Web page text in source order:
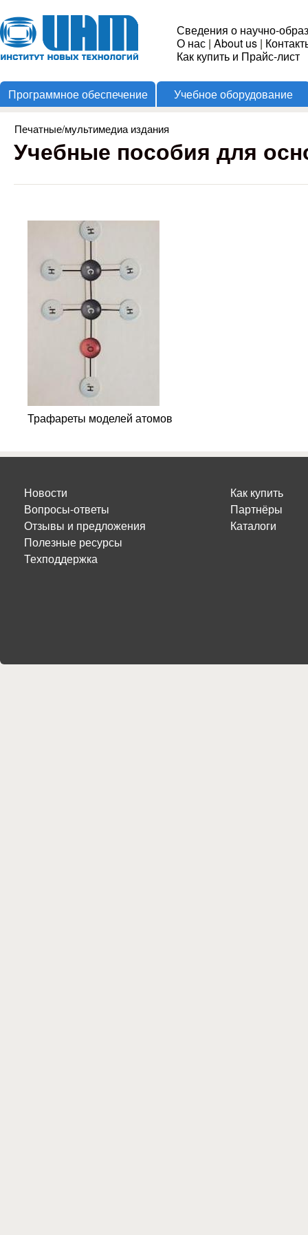
Институт
Новых
Технологий
Сведения о научно-
О нас | About us |
Как купить и Прайс-лист
Программное обеспечение Учебное оборудование
Вы здесь
Печатные/мультимедиа издания
Учебные пособия для
Трафареты моделей атомов
Новости
Вопросы-ответы
Отзывы и предложения
Полезные ресурсы
Техподдержка
Как купить
Партнёры
Каталоги